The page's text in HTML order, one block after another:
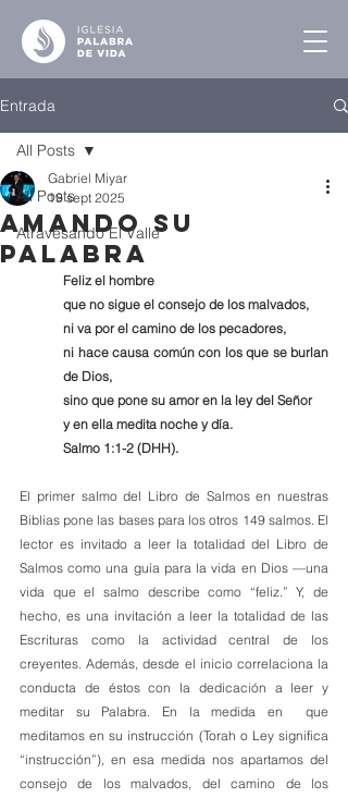
Entrada
All Posts
Atravesando El Valle
All Posts
Amando Su
Palabra
Gabriel Miyar
19 sept 2025
Feliz el hombre
que no sigue el consejo de los malvados,
ni va por el camino de los pecadores,
ni hace causa común con los que se burlan
de Dios,
sino que pone su amor en la ley del Señor
y en ella medita noche y día.
Salmo 1:1-2 (DHH).
El primer salmo del Libro de Salmos en nuestras
Biblias pone las bases para los otros 149 salmos. El
lector es invitado a leer la totalidad del Libro de
Salmos como una guía para la vida en Dios —una
vida que el salmo describe como “feliz.” Y, de
hecho, es una invitación a leer la totalidad de las
Escrituras como la actividad central de los
creyentes. Además, desde el inicio correlaciona la
conducta de éstos con la dedicación a leer y
meditar su Palabra. En la medida en  que
meditamos en su instrucción (Torah o Ley significa
“instrucción”), en esa medida nos apartamos del
consejo de los malvados, del camino de los